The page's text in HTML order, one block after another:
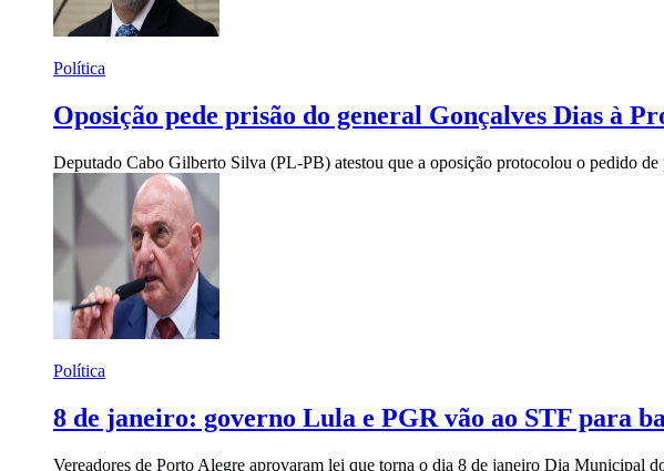
Política
Oposição pede prisão do general Gonçalves Dias à
Deputado Cabo Gilberto Silva (PL-PB) atestou que a oposição protocolou o pedido
Política
8 de janeiro: governo Lula e PGR vão ao STF para
Vereadores de Porto Alegre aprovaram lei que torna o dia 8 de janeiro Dia Municipal